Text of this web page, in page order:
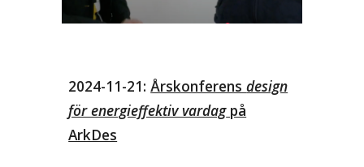
2024-11-21:Årskonferensdesign
för energieffektiv vardagpå
ArkDes